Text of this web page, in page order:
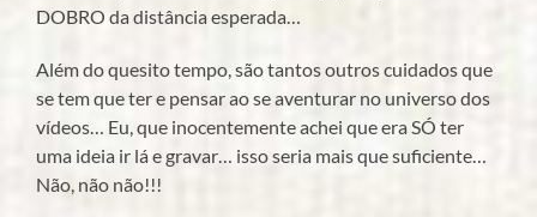
DOBRO da distância esperada…
Além do quesito tempo, são tantos outros cuidados que
se tem que ter e pensar ao se aventurar no universo dos
vídeos… Eu, que inocentemente achei que era SÓ ter
uma ideia ir lá e gravar… isso seria mais que suficiente…
Não, não não!!!